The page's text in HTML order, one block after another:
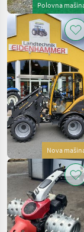
Polovna
Nova